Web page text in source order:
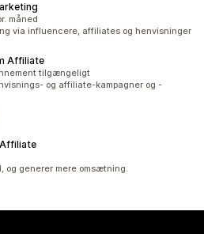
måned
via influencere, affiliates og henvisninger
Affiliate
tilgængeligt
og affiliate-kampagner og -
og generer mere omsætning.